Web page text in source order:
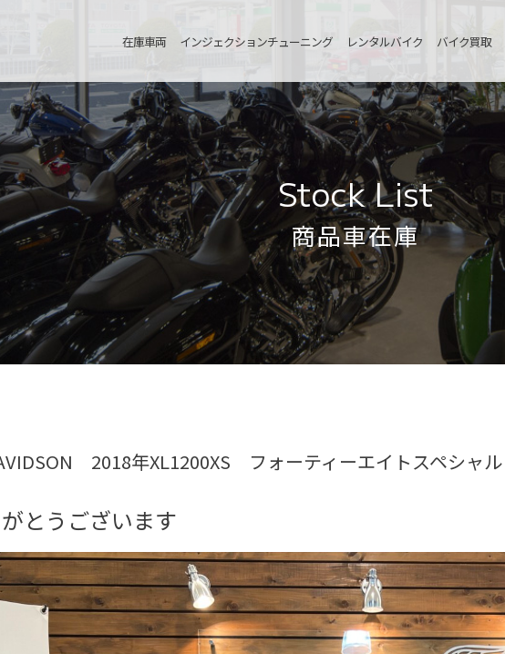
在庫車両 インジェクションチューニング レンタルバイク バイク買取
Stock List
商品車在庫
2018年XL1200XS フォーティーエイトスペシャル
とうございます